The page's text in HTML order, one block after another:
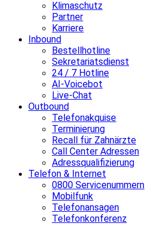
Klimaschutz
Partner
Karriere
Inbound
Bestellhotline
Sekretariatsdienst
24 / 7 Hotline
AI-Voicebot
Live-Chat
Outbound
Telefonakquise
Terminierung
Recall für Zahnärzte
Call Center Adressen
Adressqualifizierung
Telefon & Internet
0800 Servicenummern
Mobilfunk
Telefonansagen
Telefonkonferenz